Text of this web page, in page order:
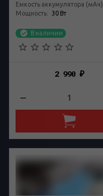
Емкость аккумулятора (мАч)
Мощность: 30 Вт
В наличии
2 990₽